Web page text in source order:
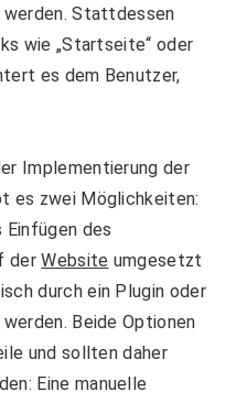
werden. Stattdessen
wie „Startseite“ oder
es dem Benutzer,
Implementierung der
es zwei Möglichkeiten:
Einfügen des
derWebsite umgesetzt
durch ein Plugin oder
Beide Optionen
und sollten daher
Eine manuelle